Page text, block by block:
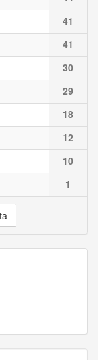
41
41
30
29
18
12
10
1